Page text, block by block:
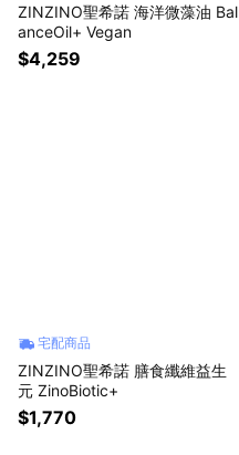
ZINZINO聖希諾 海洋微藻油 Bal
anceOil+ Vegan
$4,259
宅配商品
ZINZINO聖希諾 膳食纖維益生
元 ZinoBiotic+
$1,770